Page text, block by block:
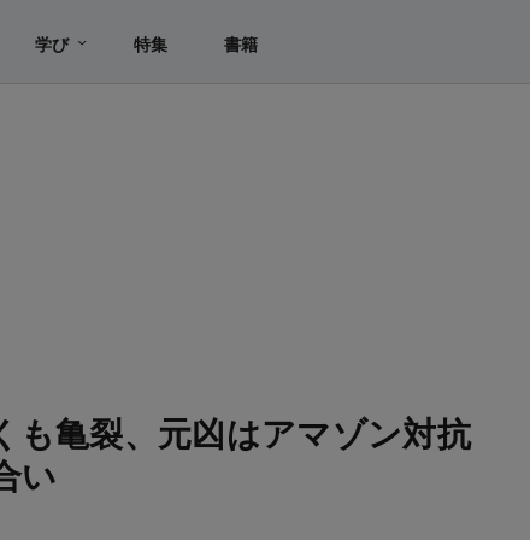
学び 特集 書籍
も亀裂、元凶はアマゾン対抗
い